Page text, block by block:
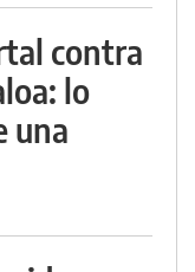
contra
lo
una